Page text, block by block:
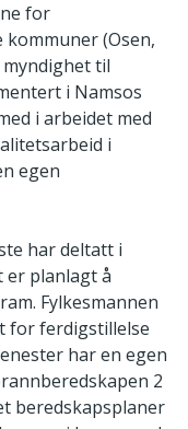
for
(Osen,
myndighet til
i Namsos
i arbeidet med
i
egen
har deltatt i
er planlagt å
Fylkesmannen
for ferdigstillelse
har en egen
2
beredskapsplaner